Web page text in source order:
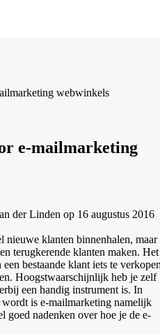
webwinkels
e-mailmarketing
der Linden op 16 augustus 2016
klanten binnenhalen, maar
terugkerende klanten maken. Het
bestaande klant iets te
Hoogstwaarschijnlijk heb je zelf
een handig instrument is. In
is e-mailmarketing namelijk
goed nadenken over hoe je de e-